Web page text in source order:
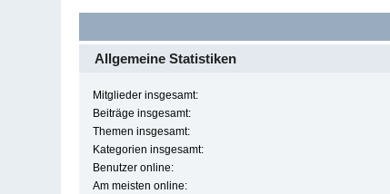
Allgemeine Statistiken
Mitglieder insgesamt:
Beiträge insgesamt:
Themen insgesamt:
Kategorien insgesamt:
Benutzer online:
Am meisten online: